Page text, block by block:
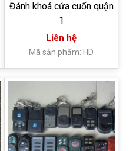
Đánh khoá cửa cuốn quận
1
Liên hệ
Mã sản phẩm: HD